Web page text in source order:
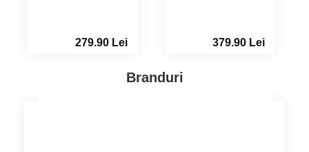
279.90 Lei 379.90 Lei
Branduri